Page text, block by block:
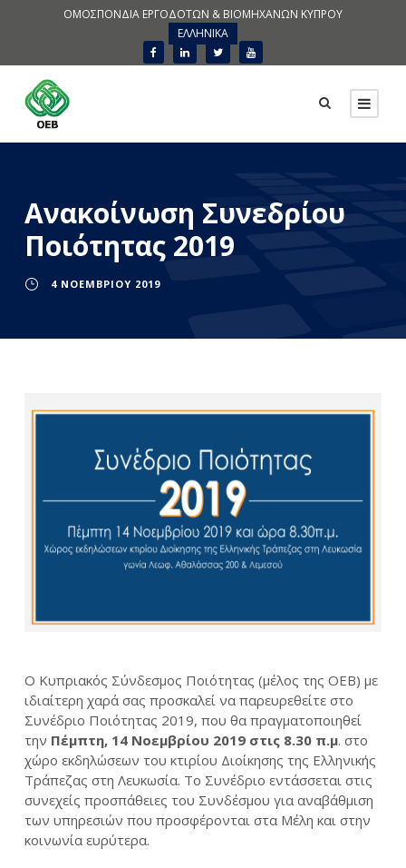
ΟΜΟΣΠΟΝΔΙΑ ΕΡΓΟΔΟΤΩΝ & ΒΙΟΜΗΧΑΝΩΝ ΚΥΠΡΟΥ
ΕΛΛΗΝΙΚΑ
Ανακοίνωση Συνεδρίου
Ποιότητας 2019
4 ΝΟΕΜΒΡΊΟΥ 2019
Ο Κυπριακός Σύνδεσμος Ποιότητας (μέλος της ΟΕΒ) με
ιδιαίτερη χαρά σας προσκαλεί να παρευρεθείτε στο
Συνέδριο Ποιότητας 2019, που θα πραγματοποιηθεί
την Πέμπτη, 14 Νοεμβρίου 2019 στις 8.30 π.μ. στο
χώρο εκδηλώσεων του κτιρίου Διοίκησης της Ελληνικής
Τράπεζας στη Λευκωσία. Το Συνέδριο εντάσσεται στις
συνεχείς προσπάθειες του Συνδέσμου για αναβάθμιση
των υπηρεσιών που προσφέρονται στα Μέλη και στην
κοινωνία ευρύτερα.